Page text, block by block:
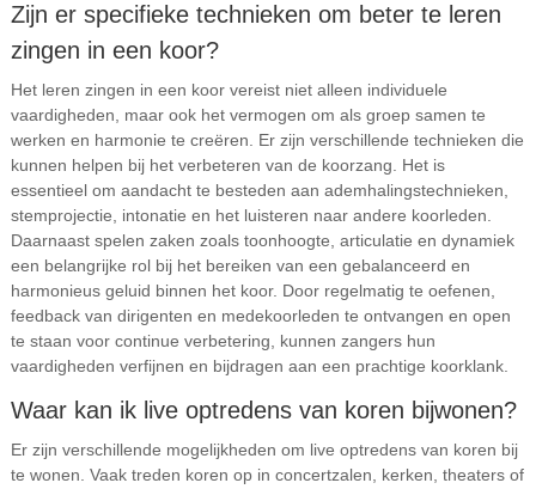
Zijn er specifieke technieken om beter te leren
zingen in een koor?
Het leren zingen in een koor vereist niet alleen individuele
vaardigheden, maar ook het vermogen om als groep samen te
werken en harmonie te creëren. Er zijn verschillende technieken die
kunnen helpen bij het verbeteren van de koorzang. Het is
essentieel om aandacht te besteden aan ademhalingstechnieken,
stemprojectie, intonatie en het luisteren naar andere koorleden.
Daarnaast spelen zaken zoals toonhoogte, articulatie en dynamiek
een belangrijke rol bij het bereiken van een gebalanceerd en
harmonieus geluid binnen het koor. Door regelmatig te oefenen,
feedback van dirigenten en medekoorleden te ontvangen en open
te staan voor continue verbetering, kunnen zangers hun
vaardigheden verfijnen en bijdragen aan een prachtige koorklank.
Waar kan ik live optredens van koren bijwonen?
Er zijn verschillende mogelijkheden om live optredens van koren bij
te wonen. Vaak treden koren op in concertzalen, kerken, theaters of